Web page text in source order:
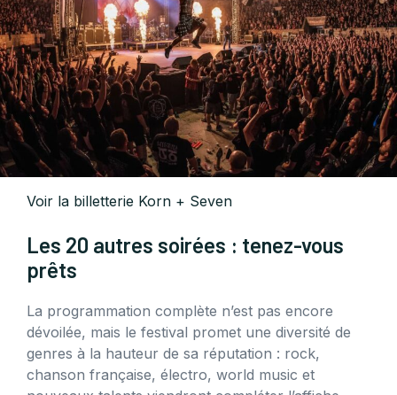
Voir la billetterie Korn + Seven
Les 20 autres soirées : tenez-vous
prêts
La programmation complète n’est pas encore
dévoilée, mais le festival promet une diversité de
genres à la hauteur de sa réputation : rock,
chanson française, électro, world music et